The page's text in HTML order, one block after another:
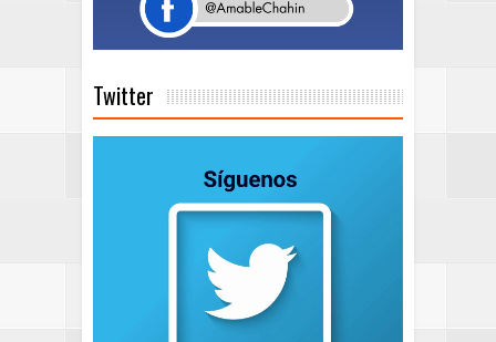
Twitter